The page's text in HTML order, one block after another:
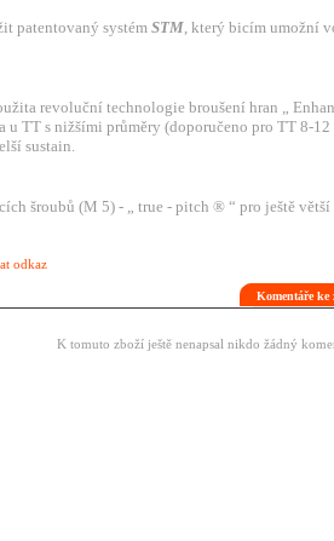
patentovaný systém STM, který bicím umožní
revoluční technologie broušení hran „
u TT s nižšími průměry (doporučeno pro TT 8-
sustain.
šroubů (M 5) - „ true - pitch ® “ pro ještě
odkaz
Komentáře
K tomuto zboží ještě nenapsal nikdo žádný